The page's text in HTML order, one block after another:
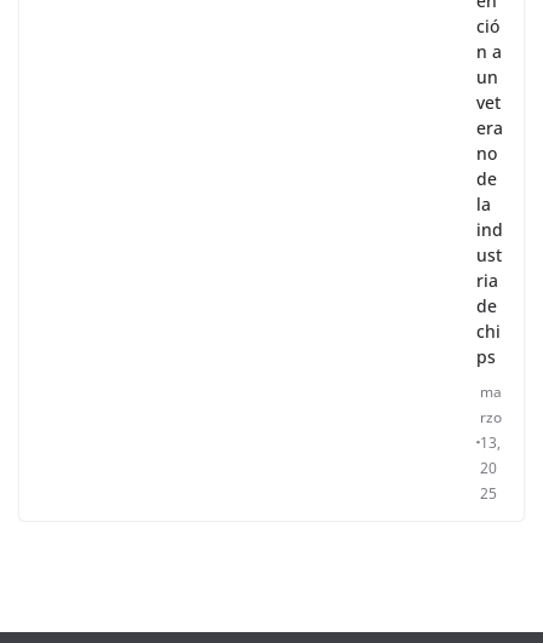
ció
n a
un
vet
era
no
de
la
ind
ust
ria
de
chi
ps
ma
rzo
13,
20
25